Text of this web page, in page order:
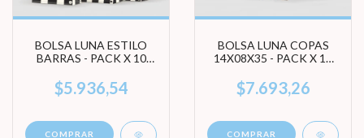
BOLSA LUNA ESTILO
BARRAS - PACK X 10
TAMAÑO)
$5.936,54
COMPRAR
BOLSA LUNA COPAS
14X08X35 - PACK X 10
$7.693,26
COMPRAR